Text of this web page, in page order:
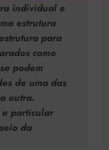
individual e
estrutura
para
como
podem
de uma das
outra.
e particular
da